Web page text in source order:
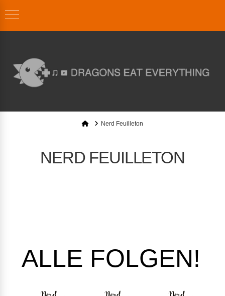
HomeNerd Feuilleton
NERD FEUILLETON
ALLE FOLGEN!